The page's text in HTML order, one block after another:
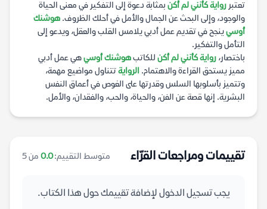
تعتبر رواية كأنني لم أكن بمثابة دعوة إلى التفكير في معنى الحياة
والوجود، وإلى البحث عن الجمال والأمل في أحلك الظروف. هوشنك
أوسيينجح في تقديم عمل أدبي يلامس القلب والعقل، ويدعو إلى
التأمل والتفكير.
باختصار، رواية كأنني لم أكن للكاتبهوشنك أوسيهي عمل أدبي
مميز يستحق القراءة والاهتمام. الروايةتتناول مواضيع مهمة،
وتتميز بأسلوبها السلس وقدرتها على الغوص في أعماق النفس
البشرية. إنها قصة عن الفن، والحياة، والحب، والفقدان، والأمل.
تقييمات ومراجعات القرّاء متوسط التقييم:0.0 من 5
يجب تسجيل الدخول لإضافة تقييمك حول هذا الكتاب.